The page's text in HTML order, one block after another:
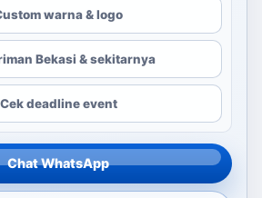
warna & logo
Bekasi & sekitarnya
Cek deadline event
Chat WhatsApp